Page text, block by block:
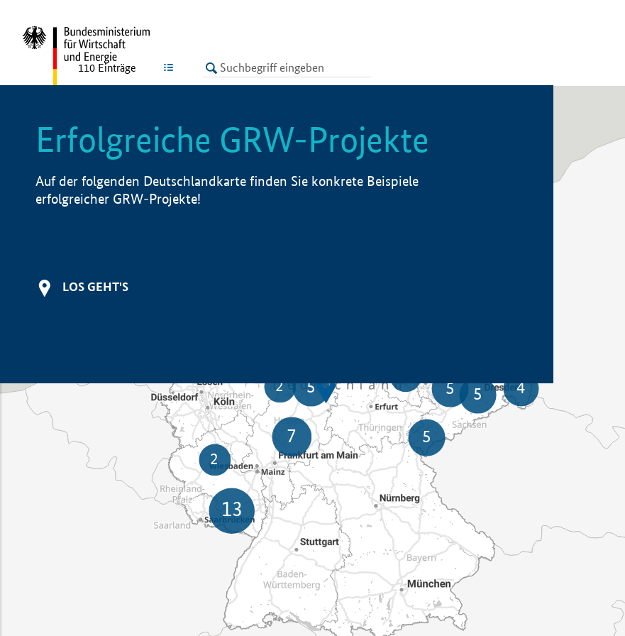
LISTE
110 Einträge
Erfolgreiche GRW-Projekte
Auf der folgenden Deutschlandkarte finden Sie konkrete Beispiele
erfolgreicher GRW-Projekte!
LOS GEHT'S